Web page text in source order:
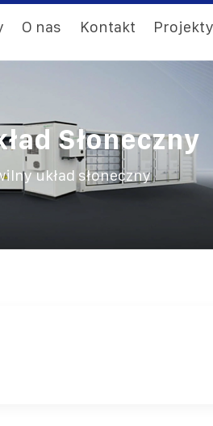
O nas Kontakt Projekty
Słoneczny
układ słoneczny